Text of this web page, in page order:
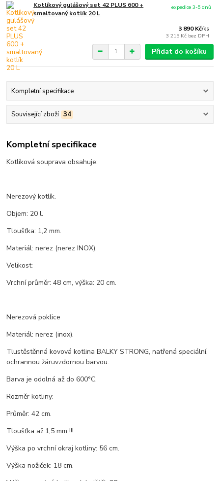
Kotlíkový gulášový set 42 PLUS 600 +
smaltovaný kotlík 20 L
3 890 Kč/ks
3 215 Kč bez DPH
expedice 3-5 dnů
Přidat do košíku
Kompletní specifikace
Související zboží 34
Kompletní specifikace
Kotlíková souprava obsahuje:
Nerezový kotlík.
Objem: 20 l.
Tloušťka: 1,2 mm.
Materiál: nerez (nerez INOX).
Velikost:
Vrchní průměr: 48 cm, výška: 20 cm.
Nerezová poklice
Materiál: nerez (inox).
Tlustěstěnná kovová kotlina BALKY STRONG, natřená speciální,
ochrannou žáruvzdornou barvou.
Barva je odolná až do 600°C.
Rozměr kotliny:
Průměr: 42 cm.
Tloušťka až 1,5 mm !!!
Výška po vrchní okraj kotliny: 56 cm.
Výška nožiček: 18 cm.